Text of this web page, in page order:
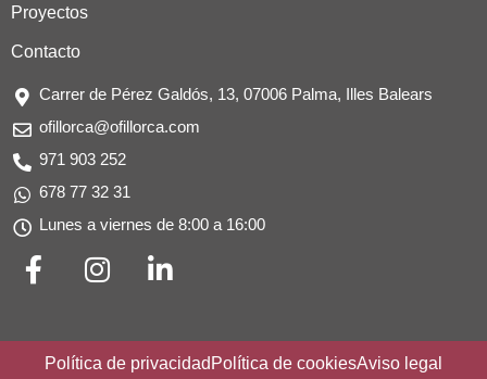
Proyectos
Contacto
Carrer de Pérez Galdós, 13, 07006 Palma, Illes Balears
ofillorca@ofillorca.com
971 903 252
678 77 32 31
Lunes a viernes de 8:00 a 16:00
F
a
b
n
a
i
e
Política de privacidad Política de cookiesAviso legal